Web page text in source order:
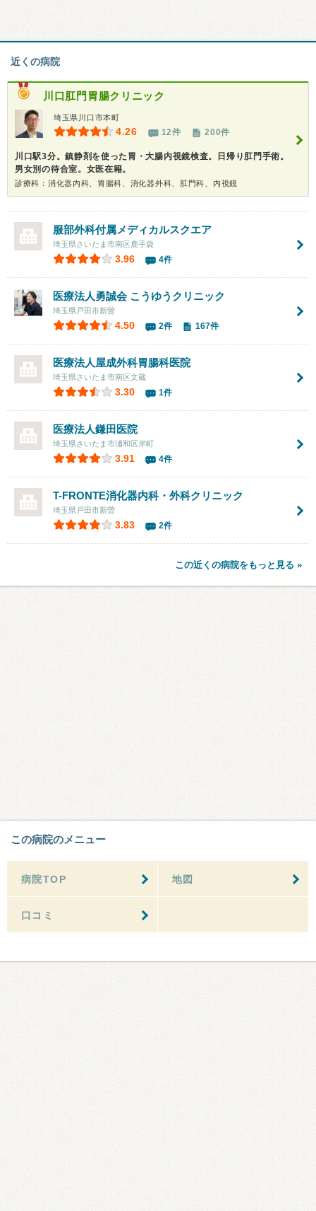
近くの病院
川口肛門胃腸クリニック
埼玉県川口市本町
4.26 12件 200件
川口駅3分。鎮静剤を使った胃・大腸内視鏡検査。日帰り肛門手術。
男女別の待合室。女医在籍。
診療科：消化器内科、胃腸科、消化器外科、肛門科、内視鏡
服部外科付属メディカルスクエア
埼玉県さいたま市南区鹿手袋
3.96 4件
医療法人勇誠会 こうゆうクリニック
埼玉県戸田市新曽
4.50 2件 167件
医療法人屋成外科胃腸科医院
埼玉県さいたま市南区文蔵
3.30 1件
医療法人鎌田医院
埼玉県さいたま市浦和区岸町
3.91 4件
T-FRONTE消化器内科・外科クリニック
埼玉県戸田市新曽
3.83 2件
この近くの病院をもっと見る »
この病院のメニュー
病院TOP 地図
口コミ